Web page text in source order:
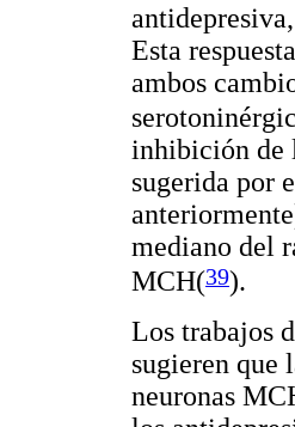
Esta
ambos
inhibición de
sugerida por
mediano del
MCH(39).
Los trabajos
sugieren que
neuronas